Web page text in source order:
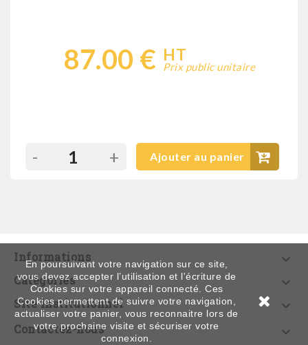
87.00 € HT
Prix public unitaire
- + Ajouter au panier
Informations 
Catégories 
Site institutionnel 
Contactez-nous 
En poursuivant votre navigation sur ce site,
vous devez accepter l’utilisation et l'écriture de
Cookies sur votre appareil connecté. Ces
Cookies permettent de suivre votre navigation,
actualiser votre panier, vous reconnaitre lors de
votre prochaine visite et sécuriser votre
connexion.